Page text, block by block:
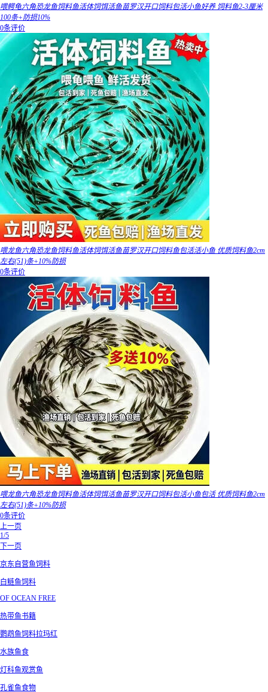
喂鳄龟六角恐龙鱼饲料鱼活体饲饵活鱼苗罗汉开口饲料包活小鱼好养 饲料鱼2-3厘米
100条+防损10%
0条评价
喂龙鱼六角恐龙鱼饲料鱼活体饲饵活鱼苗罗汉开口饲料鱼包活活小鱼 优质饲料鱼2cm
左右(51)条+10%防损
0条评价
喂龙鱼六角恐龙鱼饲料鱼活体饲饵活鱼苗罗汉开口饲料包活小鱼包活 优质饲料鱼2cm
左右(51)条+10%防损
0条评价
上一页
1/5
下一页
京东自营鱼饲料
白鲢鱼饲料
OF OCEAN FREE
热带鱼书籍
鹦鹉鱼饲料拉玛红
水族鱼食
灯科鱼观赏鱼
孔雀鱼食物